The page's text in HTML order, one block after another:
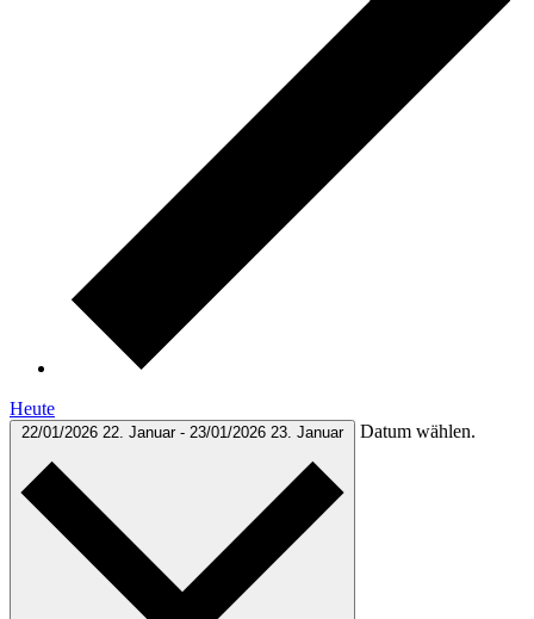
Heute
22/01/2026 22. Januar - 23/01/2026 23. Januar Datum wählen.